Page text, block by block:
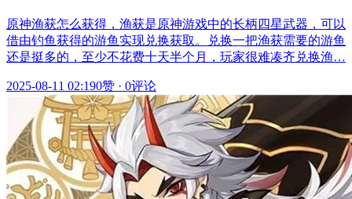
原神渔获怎么获得，渔获是原神游戏中的长柄四星武器，可以
借由钓鱼获得的游鱼实现兑换获取。兑换一把渔获需要的游鱼
还是挺多的，至少不花费十天半个月，玩家很难凑齐兑换渔…
2025-08-11 02:190赞 · 0评论